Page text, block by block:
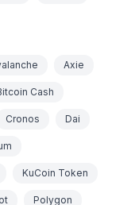
Axie
Cash
Cronos Dai
KuCoin Token
Polygon